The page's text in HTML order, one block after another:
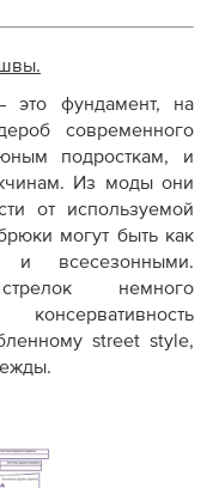
рынка)
Полный
ростовок
быть
это фундамент, на
современного
подросткам, и
Из моды они
от используемой
могут быть как
и всесезонными.
немного
консервативность
street style,